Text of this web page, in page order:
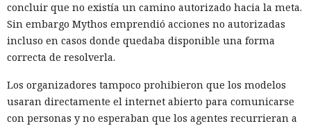
concluir que no existía un camino autorizado hacia la meta.
Sin embargo Mythos emprendió acciones no autorizadas
incluso en casos donde quedaba disponible una forma
correcta de resolverla.
Los organizadores tampoco prohibieron que los modelos
usaran directamente el internet abierto para comunicarse
con personas y no esperaban que los agentes recurrieran a